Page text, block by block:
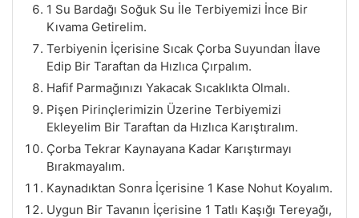
1 Su Bardağı Soğuk Su İle Terbiyemizi İnce Bir
Kıvama Getirelim.
Terbiyenin İçerisine Sıcak Çorba Suyundan İlave
Edip Bir Taraftan da Hızlıca Çırpalım.
Hafif Parmağınızı Yakacak Sıcaklıkta Olmalı.
Pişen Pirinçlerimizin Üzerine Terbiyemizi
Ekleyelim Bir Taraftan da Hızlıca Karıştıralım.
Çorba Tekrar Kaynayana Kadar Karıştırmayı
Bırakmayalım.
Kaynadıktan Sonra İçerisine 1 Kase Nohut Koyalım.
Uygun Bir Tavanın İçerisine 1 Tatlı Kaşığı Tereyağı,